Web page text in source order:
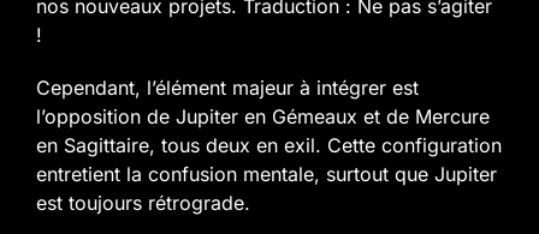
nos nouveaux projets. Traduction : Ne pas s’agiter
!
Cependant, l’élément majeur à intégrer est
l’opposition de Jupiter en Gémeaux et de Mercure
en Sagittaire, tous deux en exil. Cette configuration
entretient la confusion mentale, surtout que Jupiter
est toujours rétrograde.